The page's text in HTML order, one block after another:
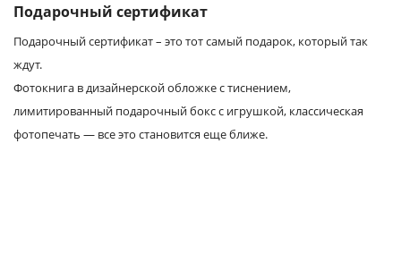
Подарочный сертификат
Подарочный сертификат – это тот самый подарок, который так
ждут.
Фотокнига в дизайнерской обложке с тиснением,
лимитированный подарочный бокс с игрушкой, классическая
фотопечать — все это становится еще ближе.